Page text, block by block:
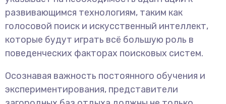
развивающимся технологиям, таким как
голосовой поиск и искусственный интеллект,
которые будут играть всё большую роль в
поведенческих факторах поисковых систем.
Осознавая важность постоянного обучения и
экспериментирования, представители